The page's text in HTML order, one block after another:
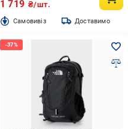
1 719 ₴/шт.
Cамовивіз Доставимо